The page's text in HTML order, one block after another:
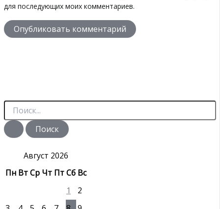
для последующих моих комментариев.
П
и
с
Август 2026
Пн ВтСр Чт ПтСб Вс
1
2